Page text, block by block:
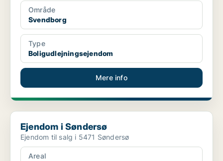
Område
Svendborg
Type
Boligudlejningsejendom
Mere info
Ejendom i Søndersø
Ejendom i Søndersø
Ejendom til salg i 5471 Søndersø
Areal